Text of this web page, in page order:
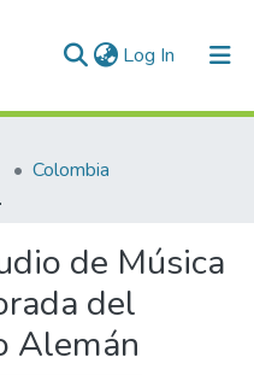
Log In (current)
Colombia
Alemán
de Música
del
Alemán